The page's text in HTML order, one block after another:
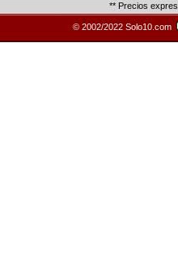
** Precios
© 2002/2022 Solo10.com